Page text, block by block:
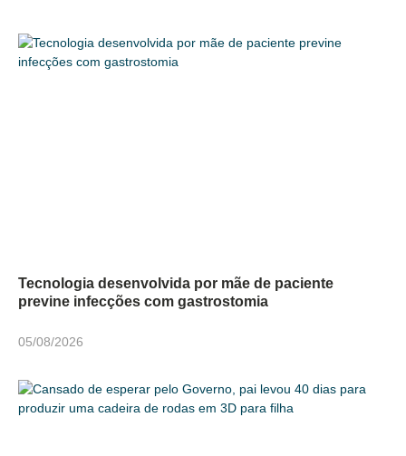
Tecnologia desenvolvida por mãe de paciente
previne infecções com gastrostomia
05/08/2026